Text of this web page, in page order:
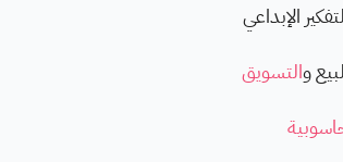
الإبداعي
والتسويق